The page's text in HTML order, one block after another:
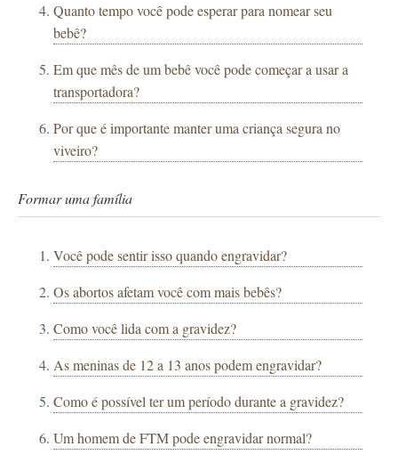
Quanto tempo você pode esperar para nomear seu
bebê?
Em que mês de um bebê você pode começar a usar a
transportadora?
Por que é importante manter uma criança segura no
viveiro?
Formar uma família
Você pode sentir isso quando engravidar?
Os abortos afetam você com mais bebês?
Como você lida com a gravidez?
As meninas de 12 a 13 anos podem engravidar?
Como é possível ter um período durante a gravidez?
Um homem de FTM pode engravidar normal?